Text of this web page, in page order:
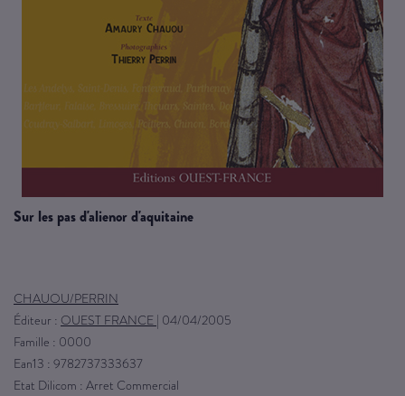
sur les pas d'alienor d'aquitaine
CHAUOU/PERRIN
Éditeur : OUEST FRANCE | 04/04/2005
Famille : 0000
Ean13 : 9782737333637
Etat Dilicom : Arret Commercial